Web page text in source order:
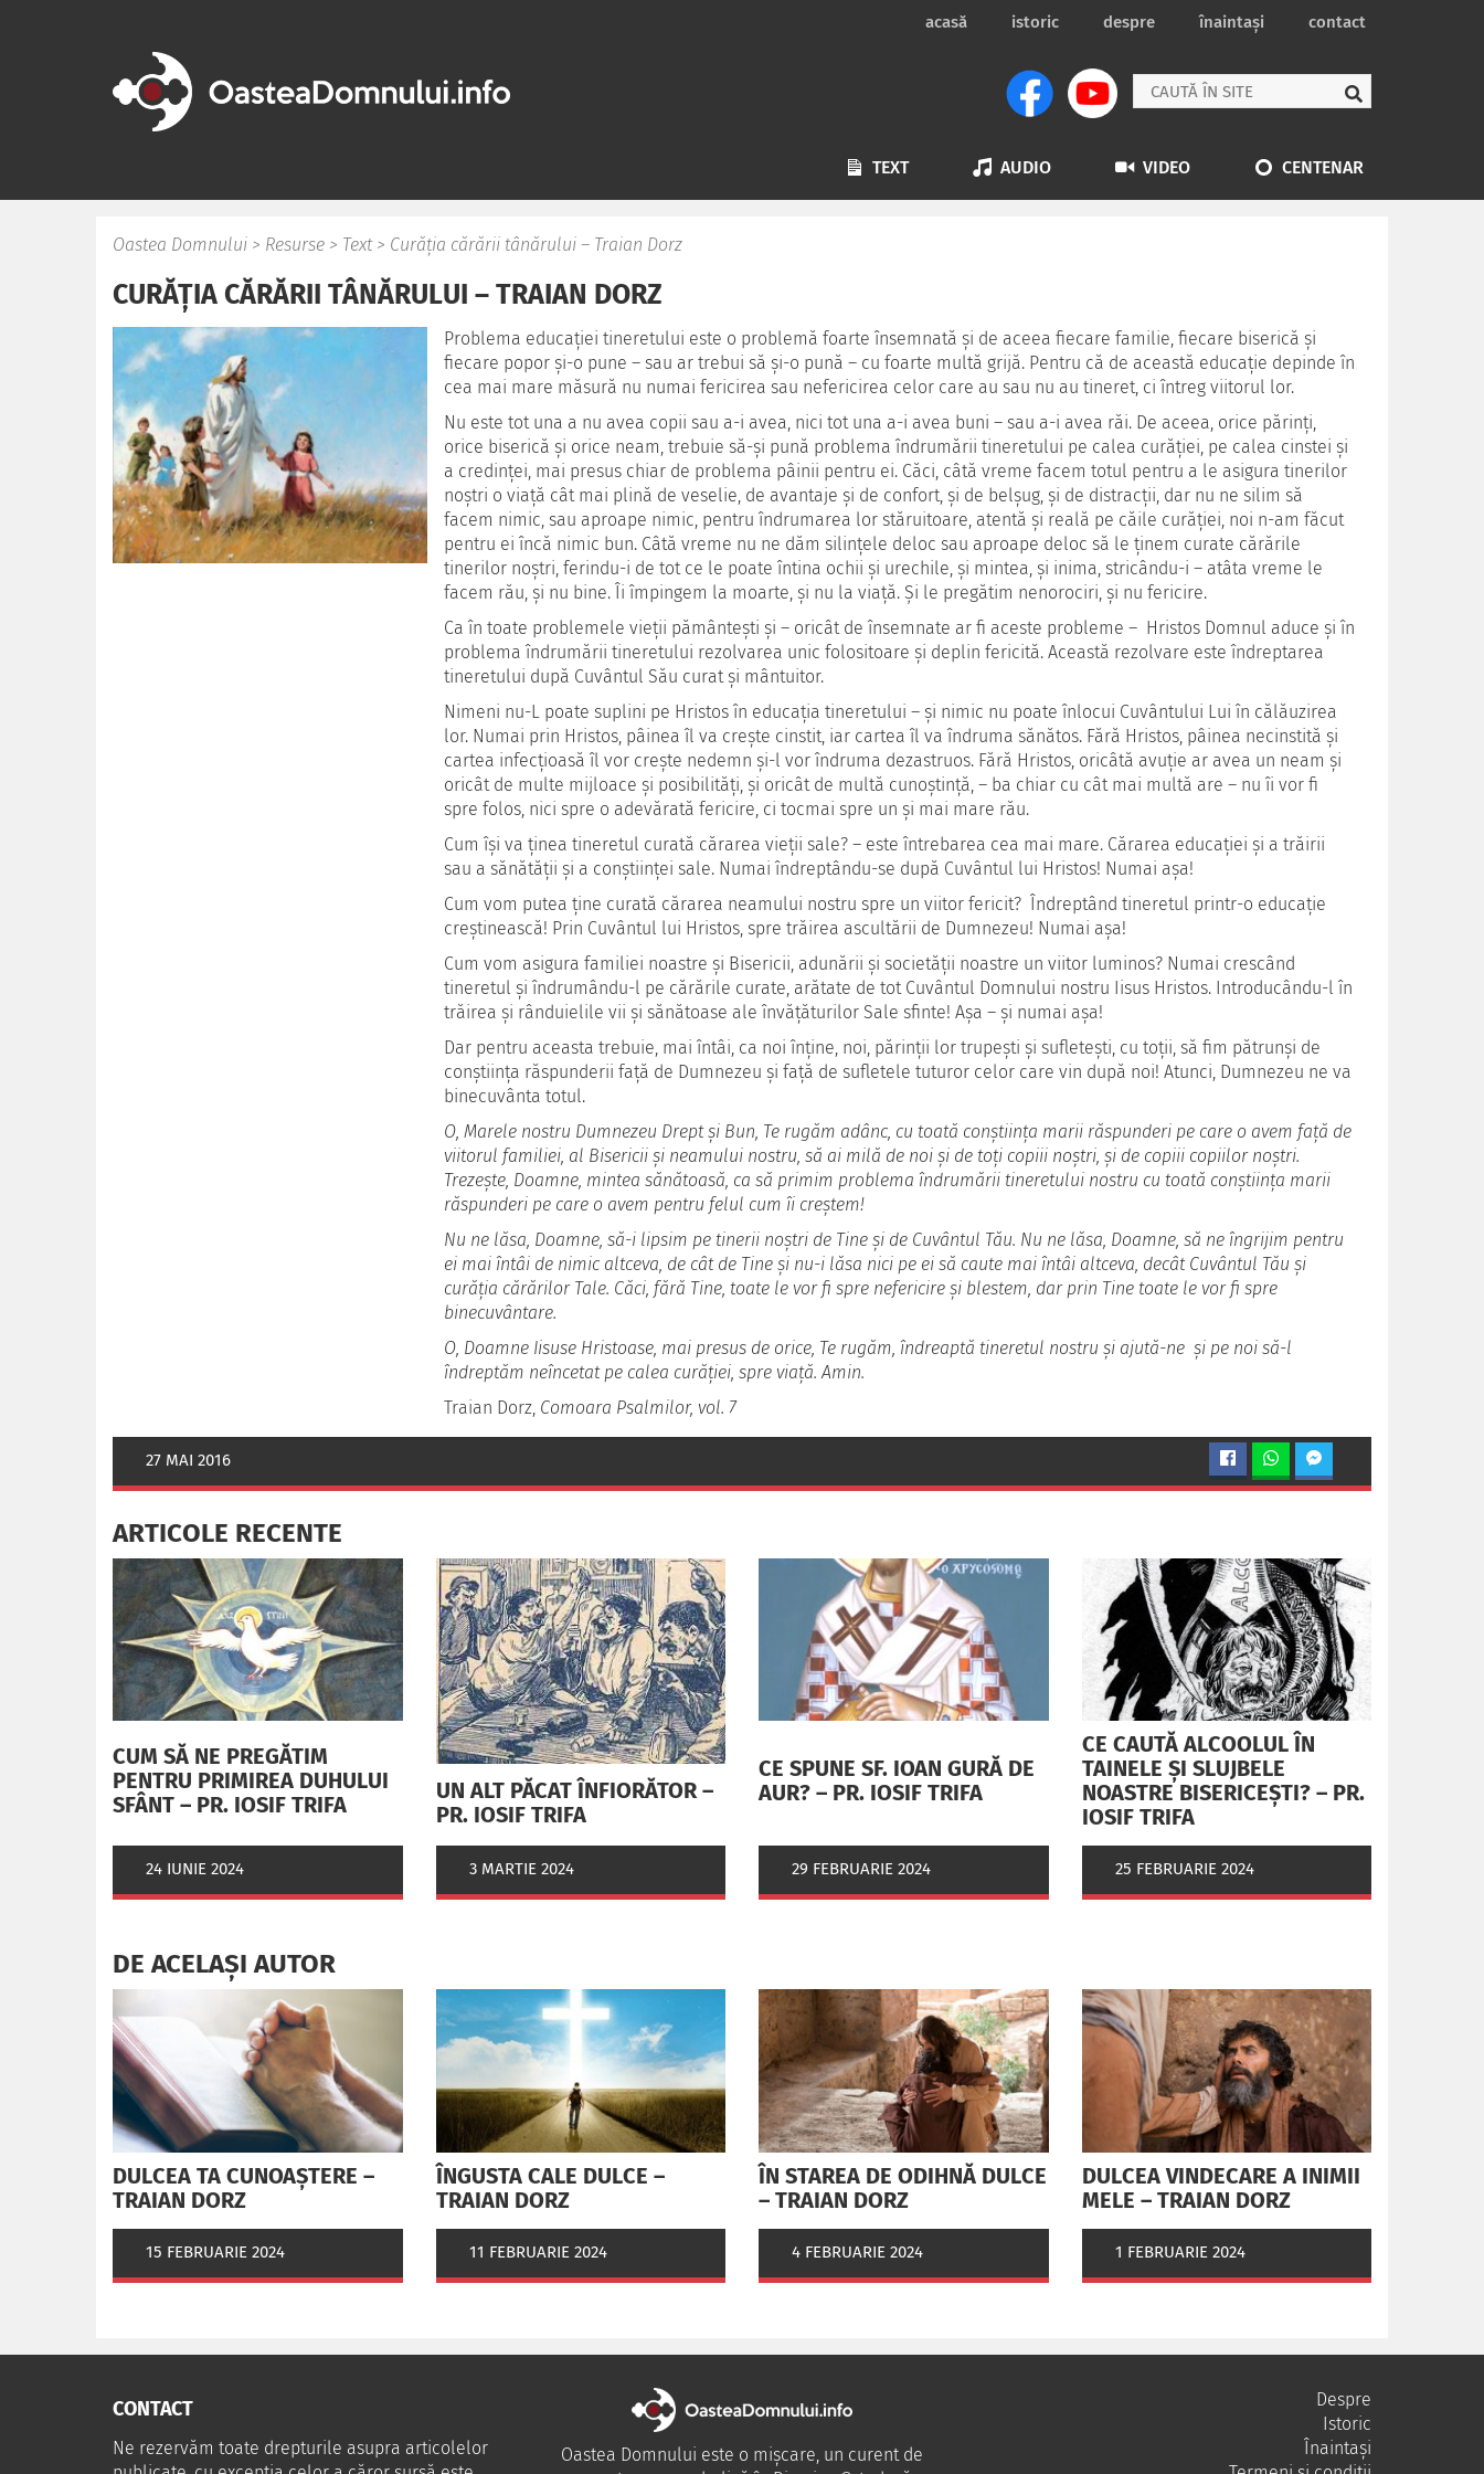
acasă istoric despre înaintași contact
TEXT AUDIO VIDEO CENTENAR
Oastea Domnului > Resurse > Text> Curăția cărării tânărului – Traian Dorz
CURĂȚIA CĂRĂRII TÂNĂRULUI – TRAIAN DORZ
Problema educației tineretului este o problemă foarte însemnată și de aceea fiecare familie, fiecare biserică și
fiecare popor și-o pune – sau ar trebui să și-o pună – cu foarte multă grijă. Pentru că de această educație depinde în
cea mai mare măsură nu numai fericirea sau nefericirea celor care au sau nu au tineret, ci întreg viitorul lor.
Nu este tot una a nu avea copii sau a-i avea, nici tot una a-i avea buni – sau a-i avea răi. De aceea, orice părinți,
orice biserică și orice neam, trebuie să-și pună problema îndrumării tineretului pe calea curăției , pe calea cinstei și
a credinței, mai presus chiar de problema pâinii pentru ei. Căci, câtă vreme facem totul pentru a le asigura tinerilor
noștri o viață cât mai plină de veselie, de avantaje și de confort, și de belșug, și de distracții, dar nu ne silim să
facem nimic, sau aproape nimic, pentru îndrumarea lor stăruitoare, atentă și reală pe căile curăției, noi n-am făcut
pentru ei încă nimic bun. Câtă vreme nu ne dăm silințele deloc sau aproape deloc să le ținem curate cărările
tinerilor noștri, ferindu-i de tot ce le poate întina ochii și urechile, și mintea, și inima, stricându-i – atâta vreme le
facem rău, și nu bine. Îi împingem la moarte, și nu la viață. Și le pregătim nenorociri, și nu fericire.
Ca în toate problemele vieții pământești și – oricât de însemnate ar fi aceste probleme – Hristos Domnul aduce și în
problema îndrumării tineretului rezolvarea unic folositoare și deplin fericită. Această rezolvare este îndreptarea
tineretului după Cuvântul Său curat și mântuitor.
Nimeni nu-L poate suplini pe Hristos în educația tineretului – și nimic nu poate înlocui Cuvântului Lui în călăuzirea
lor. Numai prin Hristos, pâinea îl va crește cinstit, iar cartea îl va îndruma sănătos. Fără Hristos, pâinea necinstită și
cartea infecțioasă îl vor crește nedemn și-l vor îndruma dezastruos. Fără Hristos, oricâtă avuție ar avea un neam și
oricât de multe mijloace și posibilități, și oricât de multă cunoștință, – ba chiar cu cât mai multă are – nu îi vor fi
spre folos, nici spre o adevărată fericire, ci tocmai spre un și mai mare rău.
Cum își va ținea tineretul curată cărarea vieții sale? – este întrebarea cea mai mare. Cărarea educației și a trăirii
sau a sănătății și a conștiinței sale. Numai îndreptându-se după Cuvântul lui Hristos! Numai așa!
Cum vom putea ține curată cărarea neamului nostru spre un viitor fericit? Îndreptând tineretul printr-o educație
creștinească! Prin Cuvântul lui Hristos, spre trăirea ascultării de Dumnezeu! Numai așa!
Cum vom asigura familiei noastre și Bisericii, adunării și societății noastre un viitor luminos? Numai crescând
tineretul și îndrumându-l pe cărările curate, arătate de tot Cuvântul Domnului nostru Iisus Hristos. Introducându-l în
trăirea și rânduielile vii și sănătoase ale învățăturilor Sale sfinte! Așa – și numai așa!
Dar pentru aceasta trebuie, mai întâi, ca noi înține, noi, părinții lor trupești și sufletești, cu toții, să fim pătrunși de
conștiința răspunderii față de Dumnezeu și față de sufletele tuturor celor care vin după noi! Atunci, Dumnezeu ne va
binecuvânta totul.
O, Marele nostru Dumnezeu Drept și Bun, Te rugăm adânc, cu toată conștiința marii răspunderi pe care o avem față de
viitorul familiei, al Bisericii și neamului nostru, să ai milă de noi și de toți copiii noștri, și de copiii copiilor noștri.
Trezește, Doamne, mintea sănătoasă, ca să primim problema îndrumării tineretului nostru cu toată conștiința marii
răspunderi pe care o avem pentru felul cum îi creștem!
Nu ne lăsa, Doamne, să-i lipsim pe tinerii noștri de Tine și de Cuvântul Tău. Nu ne lăsa, Doamne, să ne îngrijim pentru
ei mai întâi de nimic altceva, de cât de Tine și nu-i lăsa nici pe ei să caute mai întâi altceva, decât Cuvântul Tău și
curăția cărărilor Tale. Căci, fără Tine, toate le vor fi spre nefericire și blestem, dar prin Tine toate le vor fi spre
binecuvântare.
O, Doamne Iisuse Hristoase, mai presus de orice, Te rugăm, îndreaptă tineretul nostru și ajută-ne și pe noi să-l
îndreptăm neîncetat pe calea curăției, spre viață. Amin.
Traian Dorz, Comoara Psalmilor, vol. 7
27 MAI 2016
ARTICOLE RECENTE
CUM SĂ NE PREGĂTIM
PENTRU PRIMIREA DUHULUI
SFÂNT – PR. IOSIF TRIFA
24 IUNIE 2024
UN ALT PĂCAT ÎNFIORĂTOR –
PR. IOSIF TRIFA
3 MARTIE 2024
CE SPUNE SF. IOAN GURĂ DE
AUR? – PR. IOSIF TRIFA
29 FEBRUARIE 2024
CE CAUTĂ ALCOOLUL ÎN
TAINELE ŞI SLUJBELE
NOASTRE BISERICEŞTI? – PR.
IOSIF TRIFA
25 FEBRUARIE 2024
DE ACELAȘI AUTOR
DULCEA TA CUNOAȘTERE –
TRAIAN DORZ
15 FEBRUARIE 2024
ÎNGUSTA CALE DULCE –
TRAIAN DORZ
11 FEBRUARIE 2024
ÎN STAREA DE ODIHNĂ DULCE
– TRAIAN DORZ
4 FEBRUARIE 2024
DULCEA VINDECARE A INIMII
MELE – TRAIAN DORZ
1 FEBRUARIE 2024
CONTACT
Ne rezervăm toate drepturile asupra articolelor
Oastea Domnului este o mișcare, un curent de
Despre
Istoric
Înaintași